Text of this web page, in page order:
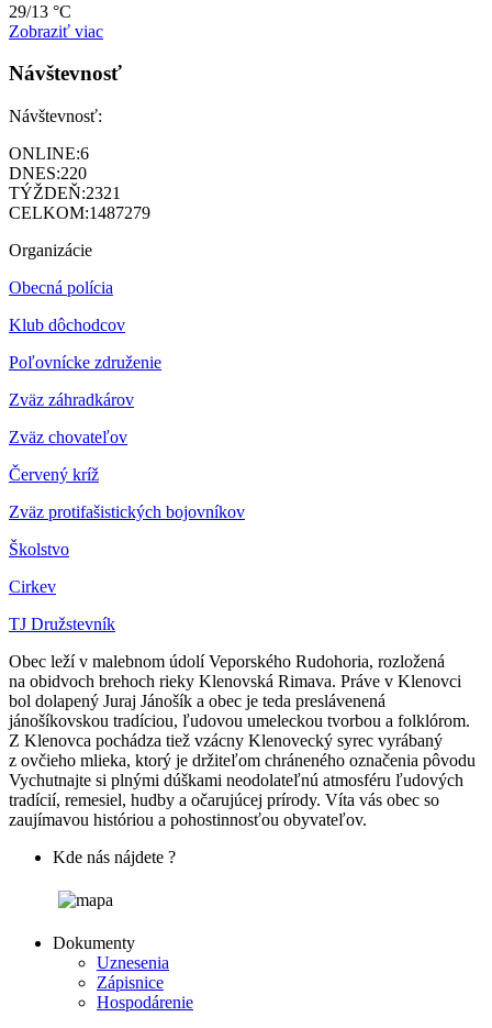
29/13 °C
Zobraziť viac
Návštevnosť
Návštevnosť:
ONLINE:6
DNES:220
TÝŽDEŇ:2321
CELKOM:1487279
Organizácie
Obecná polícia
Klub dôchodcov
Poľovnícke združenie
Zväz záhradkárov
Zväz chovateľov
Červený kríž
Zväz protifašistických bojovníkov
Školstvo
Cirkev
TJ Družstevník
Obec leží v malebnom údolí Veporského Rudohoria, rozložená
na obidvoch brehoch rieky Klenovská Rimava. Práve v Klenovci
bol dolapený Juraj Jánošík a obec je teda preslávenená
jánošíkovskou tradíciou, ľudovou umeleckou tvorbou a folklórom.
Z Klenovca pochádza tiež vzácny Klenovecký syrec vyrábaný
z ovčieho mlieka, ktorý je držiteľom chráneného označenia pôvodu
Vychutnajte si plnými dúškami neodolateľnú atmosféru ľudových
tradícií, remesiel, hudby a očarujúcej prírody. Víta vás obec so
zaujímavou históriou a pohostinnosťou obyvateľov.
Kde nás nájdete ?
Dokumenty
Uznesenia
Zápisnice
Hospodárenie